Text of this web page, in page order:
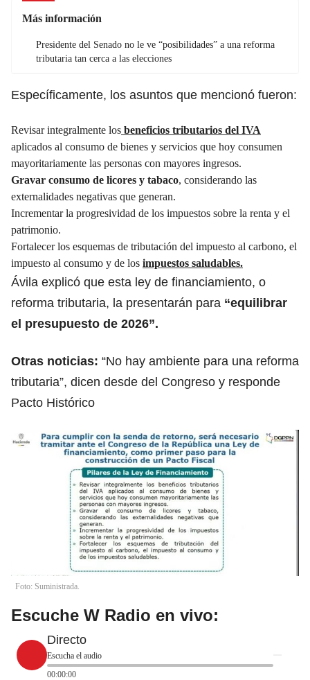
Más información
Presidente del Senado no le ve “posibilidades” a una reforma
tributaria tan cerca a las elecciones
Específicamente, los asuntos que mencionó fueron:
Revisar integralmente los beneficios tributarios del IVA
aplicados al consumo de bienes y servicios que hoy consumen
mayoritariamente las personas con mayores ingresos.
Gravar consumo de licores y tabaco, considerando las
externalidades negativas que generan.
Incrementar la progresividad de los impuestos sobre la renta y el
patrimonio.
Fortalecer los esquemas de tributación del impuesto al carbono, el
impuesto al consumo y de los impuestos saludables.
Ávila explicó que esta ley de financiamiento, o
reforma tributaria, la presentarán para “equilibrar
el presupuesto de 2026”.
Otras noticias: “No hay ambiente para una reforma
tributaria”, dicen desde del Congreso y responde
Pacto Histórico
Foto: Suministrada.
Escuche W Radio en vivo:
Directo
Escucha el audio
00:00:00